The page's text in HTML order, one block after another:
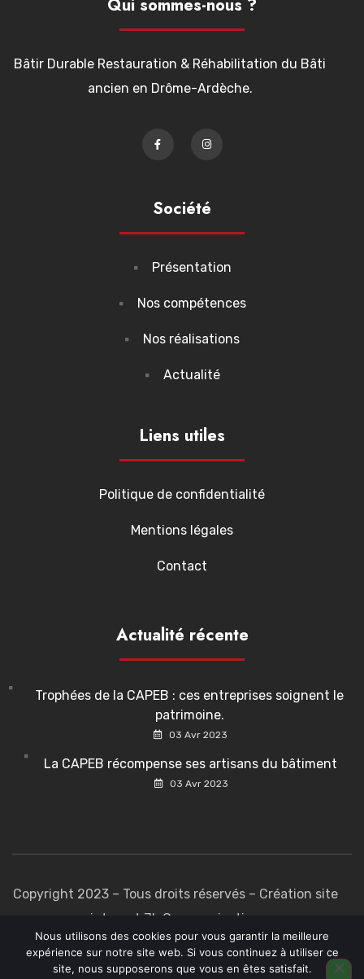
Qui sommes-nous ?
Bâtir Durable Restauration & Réhabilitation du Bâti
ancien en Drôme-Ardèche.
Société
Présentation
Nos compétences
Nos réalisations
Actualité
Liens utiles
Politique de confidentialité
Mentions légales
Contact
Actualité récente
Trophées de la CAPEB : ces entreprises soignent le
patrimoine.
03 Avr 2023
La CAPEB récompense ses artisans du bâtiment
03 Avr 2023
Copyright 2023 – Tous droits réservés – Création site
internet JL Communication
Nous utilisons des cookies pour vous garantir la meilleure
expérience sur notre site web. Si vous continuez à utiliser ce
site, nous supposerons que vous en êtes satisfait.